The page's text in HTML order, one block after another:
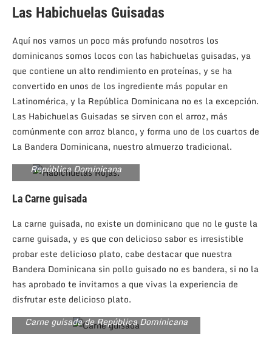
Las Habichuelas Guisadas
Aquí nos vamos un poco más profundo nosotros los
dominicanos somos locos con las habichuelas guisadas, ya
que contiene un alto rendimiento en proteínas, y se ha
convertido en unos de los ingrediente más popular en
Latinomérica, y la República Dominicana no es la excepción.
Las Habichuelas Guisadas se sirven con el arroz, más
comúnmente con arroz blanco, y forma uno de los cuartos de
La Bandera Dominicana, nuestro almuerzo tradicional.
República Dominicana
La Carne guisada
La carne guisada, no existe un dominicano que no le guste la
carne guisada, y es que con delicioso sabor es irresistible
probar este delicioso plato, cabe destacar que nuestra
Bandera Dominicana sin pollo guisado no es bandera, si no la
has aprobado te invitamos a que vivas la experiencia de
disfrutar este delicioso plato.
Carne guisada de República Dominicana